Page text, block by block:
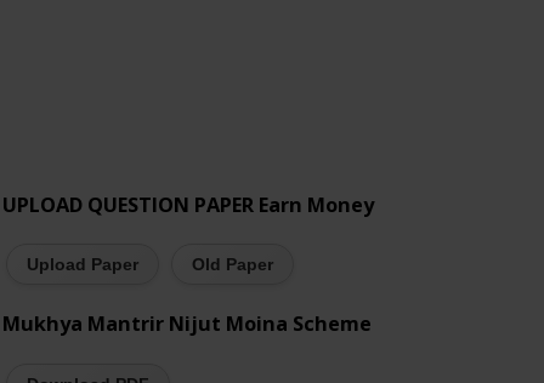
UPLOAD QUESTION PAPER Earn Money
Upload Paper Old Paper
Mukhya Mantrir Nijut Moina Scheme